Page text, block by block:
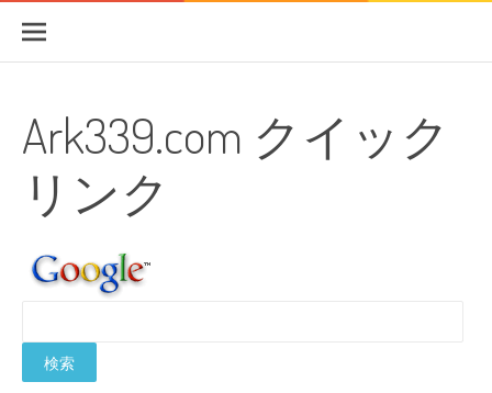
Ark339.com クイック
リンク